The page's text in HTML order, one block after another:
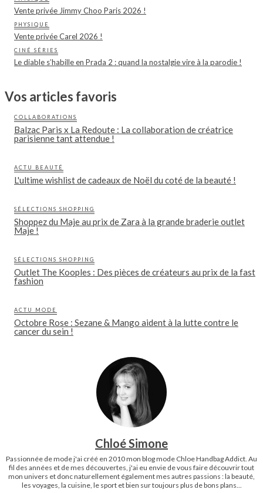
Vente privée Jimmy Choo Paris 2026 !
PHYSIQUE
Vente privée Carel 2026 !
CINÉ SÉRIES
Le diable s’habille en Prada 2 : quand la nostalgie vire à la parodie !
Vos articles favoris
COLLABORATIONS
Balzac Paris x La Redoute : La collaboration de créatrice
parisienne tant attendue !
ACTU BEAUTÉ
L'ultime wishlist de cadeaux de Noël du coté de la beauté !
SÉLECTIONS SHOPPING
Shoppez du Maje au prix de Zara à la grande braderie outlet
Maje !
SÉLECTIONS SHOPPING
Outlet The Kooples : Des pièces de créateurs au prix de la fast
fashion
ACTU MODE
Octobre Rose : Sezane & Mango aident à la lutte contre le
cancer du sein !
Chloé Simone
Passionnée de mode j'ai créé en 2010 mon blog mode Chloe Handbag Addict. Au
fil des années et de mes découvertes, j'ai eu envie de vous faire découvrir tout
mon univers et donc naturellement également mes autres passions : la beauté,
les voyages, la cuisine, le sport et bien sur toujours plus de bons plans...